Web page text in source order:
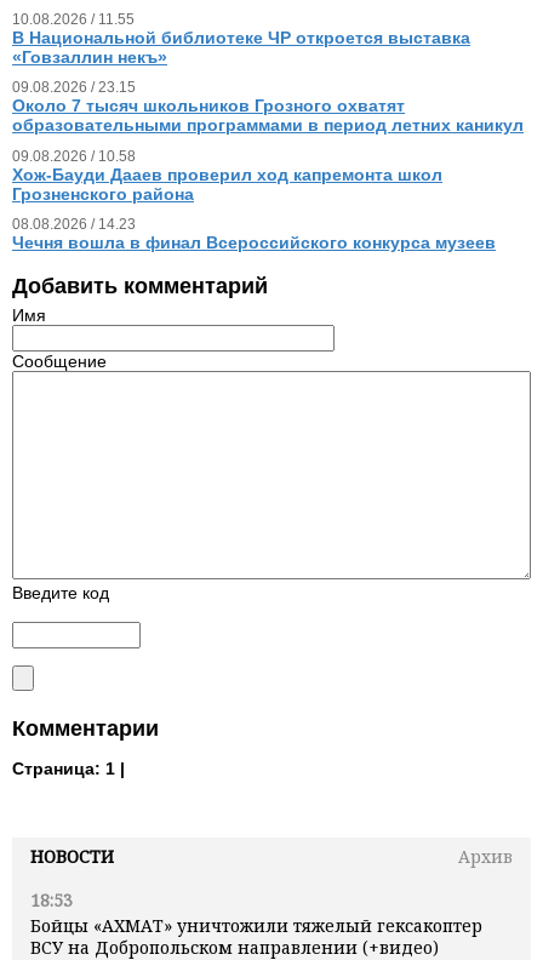
НОВОСТИ
Архив
18:53
Бойцы «АХМАТ» уничтожили тяжелый гексакоптер
ВСУ на Добропольском направлении (+видео)
10.08.2026 / 11.55
В Национальной библиотеке ЧР откроется выставка
«Говзаллин некъ»
09.08.2026 / 23.15
Около 7 тысяч школьников Грозного охватят
образовательными программами в период летних каникул
09.08.2026 / 10.58
Хож-Бауди Дааев проверил ход капремонта школ
Грозненского района
08.08.2026 / 14.23
Чечня вошла в финал Всероссийского конкурса музеев
Добавить комментарий
Имя
Сообщение
Введите код
Комментарии
Страница: 1 |